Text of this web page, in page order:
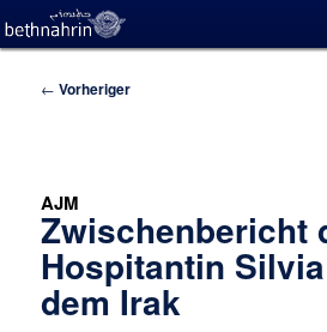
Beitragsnavigation
← Vorheriger
AJM
Zwischenbericht
Hospitantin
dem Irak